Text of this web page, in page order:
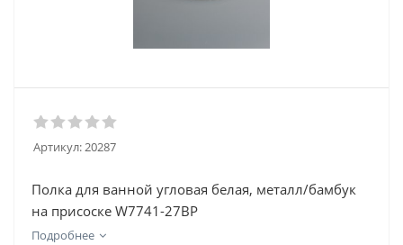
Артикул:20287
Полка для ванной угловая белая, металл/бамбук
на присоске W7741-27BP
Подробнее